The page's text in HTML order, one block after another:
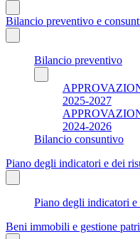
Bilancio preventivo e
Bilancio preventivo
2025-2027
2024-2026
Bilancio consuntivo
Piano degli indicatori e dei
Piano degli indicatori
Beni immobili e gestione